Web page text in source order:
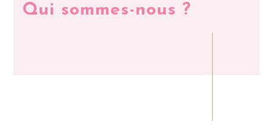
Qui sommes-nous ?